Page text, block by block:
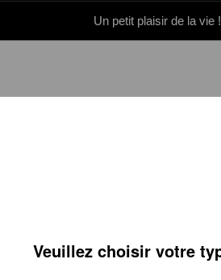
Un petit plaisir de la vie !